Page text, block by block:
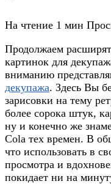
На чтение 1 мин
Продолжаем
картинок для
вниманию
декупажа. Здесь Вы
зарисовки на тему
более сорока штук,
ну и конечно же
Cola тех времен. В
что использовать в
просмотра и
покидает ни на